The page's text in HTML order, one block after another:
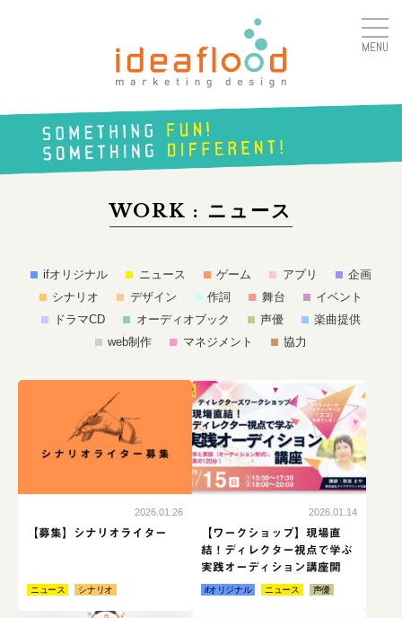
社
MENU
DIFFERENT!
WORK : ニュース
ifオリジナル ニュース ゲーム アプリ
企画
シナリオ
デザイン 作詞 舞台
イベント
ドラマCD
オーディオブック 声優
楽曲提供
web制作
マネジメント 協力
2026.01.26
【募集】シナリオライター
ニュース シナリオ
続きはこちら
2026.01.14
【ワークショップ】現場直
結！ディレクター視点で学ぶ
実践オーディション講座開
催！
ifオリジナル ニュース 声優